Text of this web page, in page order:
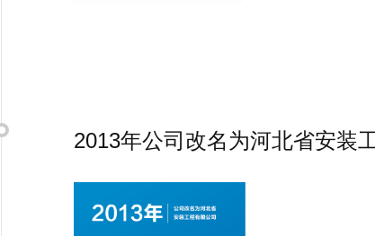
2013年公司改名为河北省安装